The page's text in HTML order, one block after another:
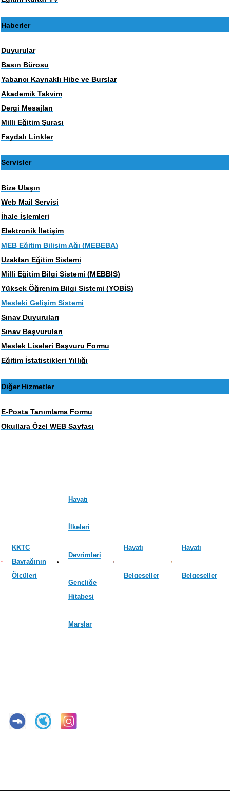
Haberler
Duyurular
Basın Bürosu
Yabancı Kaynaklı Hibe ve Burslar
Akademik Takvim
Dergi Mesajları
Milli Eğitim Şurası
Faydalı Linkler
Servisler
Bize Ulaşın
Web Mail Servisi
İhale İşlemleri
Elektronik İletişim
MEB Eğitim Bilişim Ağı (MEBEBA)
Uzaktan Eğitim Sistemi
Milli Eğitim Bilgi Sistemi (MEBBIS)
Yüksek Öğrenim Bilgi Sistemi (YOBİS)
Mesleki Gelişim Sistemi
Sınav Duyuruları
Sınav Başvuruları
Meslek Liseleri Başvuru Formu
Eğitim İstatistikleri Yıllığı
Diğer Hizmetler
E-Posta Tanımlama Formu
Okullara Özel WEB Sayfası
KKTC
Bayrağının
Ölçüleri
Hayatı
İlkeleri
Devrimleri
Gençliğe
Hitabesi
Marşlar
Hayatı
Belgeseller
Hayatı
Belgeseller